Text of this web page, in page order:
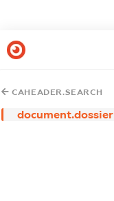
CAHEADER.SEARCH
document.dossier